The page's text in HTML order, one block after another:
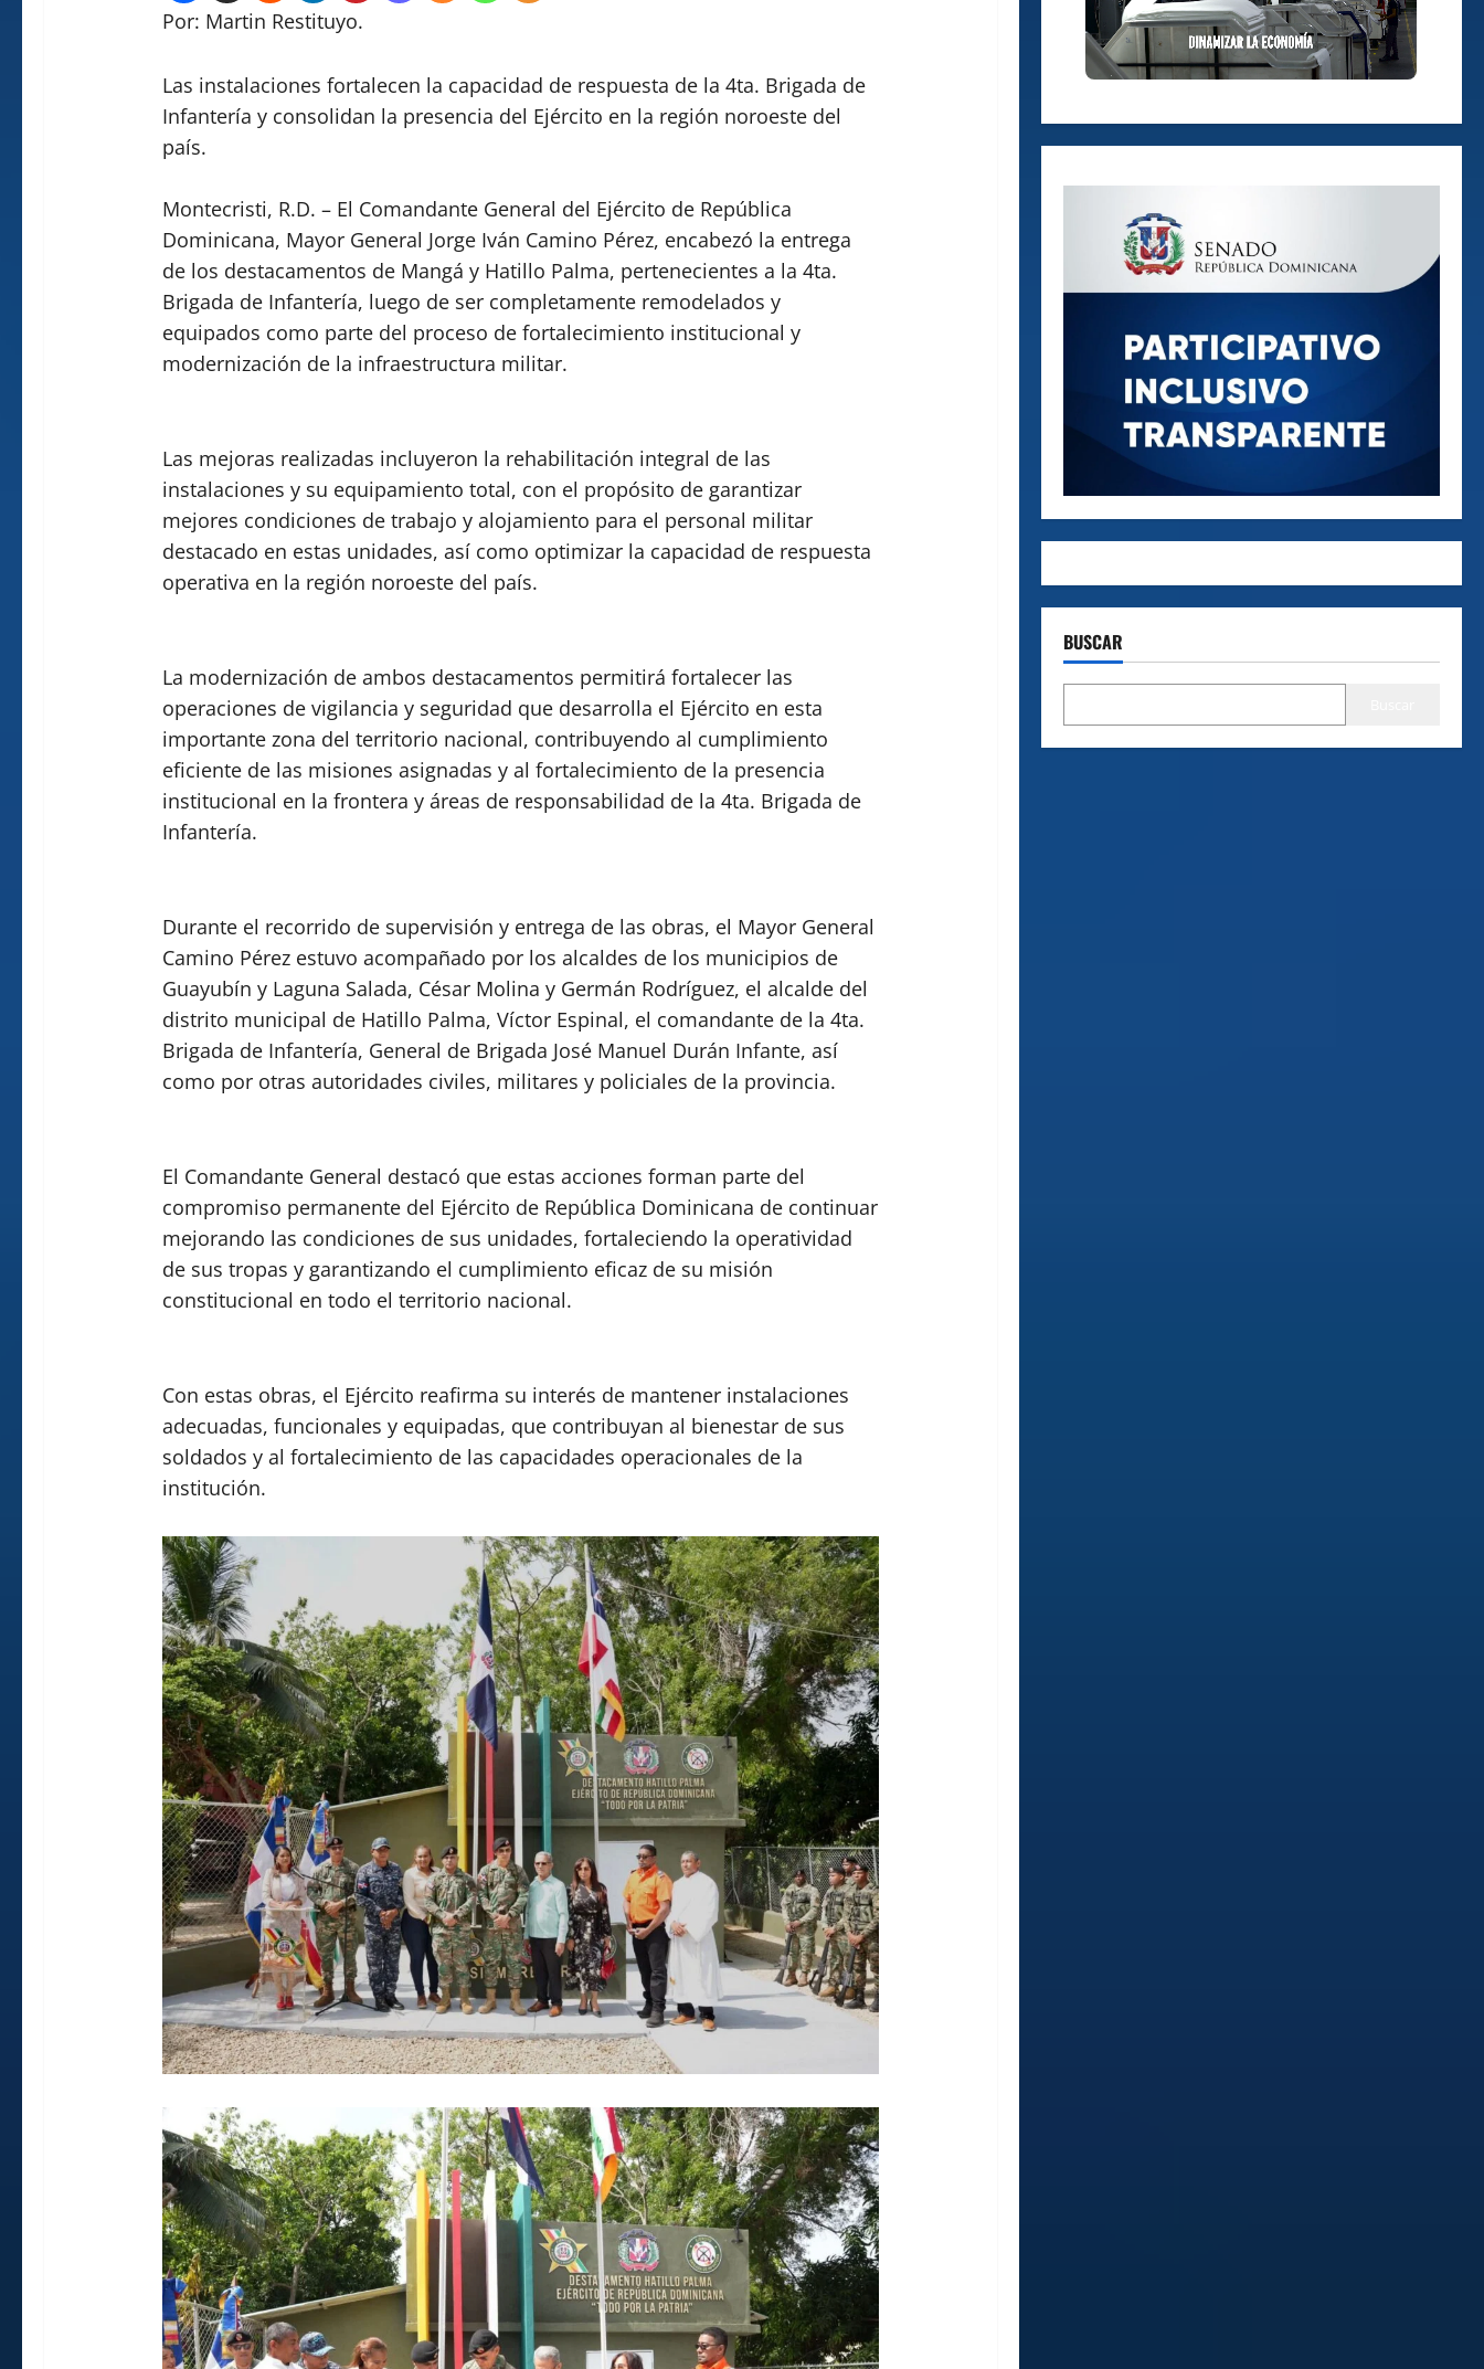
Por: Martin Restituyo.
Las instalaciones fortalecen la capacidad de respuesta de la 4ta. Brigada de
Infantería y consolidan la presencia del Ejército en la región noroeste del
país.
Montecristi, R.D. – El Comandante General del Ejército de República
Dominicana, Mayor General Jorge Iván Camino Pérez, encabezó la entrega
de los destacamentos de Mangá y Hatillo Palma, pertenecientes a la 4ta.
Brigada de Infantería, luego de ser completamente remodelados y
equipados como parte del proceso de fortalecimiento institucional y
modernización de la infraestructura militar.
Las mejoras realizadas incluyeron la rehabilitación integral de las
instalaciones y su equipamiento total, con el propósito de garantizar
mejores condiciones de trabajo y alojamiento para el personal militar
destacado en estas unidades, así como optimizar la capacidad de respuesta
operativa en la región noroeste del país.
La modernización de ambos destacamentos permitirá fortalecer las
operaciones de vigilancia y seguridad que desarrolla el Ejército en esta
importante zona del territorio nacional, contribuyendo al cumplimiento
eficiente de las misiones asignadas y al fortalecimiento de la presencia
institucional en la frontera y áreas de responsabilidad de la 4ta. Brigada de
Infantería.
Durante el recorrido de supervisión y entrega de las obras, el Mayor General
Camino Pérez estuvo acompañado por los alcaldes de los municipios de
Guayubín y Laguna Salada, César Molina y Germán Rodríguez, el alcalde del
distrito municipal de Hatillo Palma, Víctor Espinal, el comandante de la 4ta.
Brigada de Infantería, General de Brigada José Manuel Durán Infante, así
como por otras autoridades civiles, militares y policiales de la provincia.
El Comandante General destacó que estas acciones forman parte del
compromiso permanente del Ejército de República Dominicana de continuar
mejorando las condiciones de sus unidades, fortaleciendo la operatividad
de sus tropas y garantizando el cumplimiento eficaz de su misión
constitucional en todo el territorio nacional.
Con estas obras, el Ejército reafirma su interés de mantener instalaciones
adecuadas, funcionales y equipadas, que contribuyan al bienestar de sus
soldados y al fortalecimiento de las capacidades operacionales de la
institución.
BUSCAR